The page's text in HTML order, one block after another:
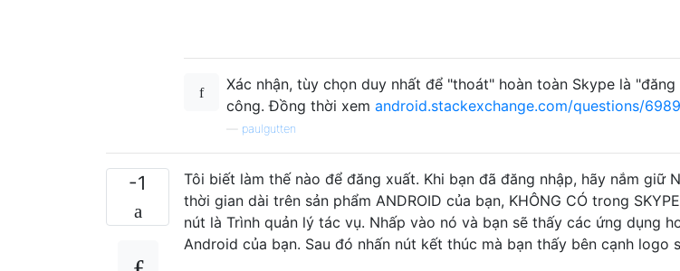
Xác nhận, tùy chọn duy nhất để "thoát" hoàn toàn Skype là
công. Đồng thời xem android.stackexchange.com/questions/
paulgutten
-1
Tôi biết làm thế nào để đăng xuất. Khi bạn đã đăng nhập, hãy nắm giữ
thời gian dài trên sản phẩm ANDROID của bạn, KHÔNG CÓ trong
nút là Trình quản lý tác vụ. Nhấp vào nó và bạn sẽ thấy các ứng dụng
Android của bạn. Sau đó nhấn nút kết thúc mà bạn thấy bên cạnh logo